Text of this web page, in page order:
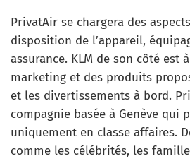
PrivatAir se chargera des
disposition de l’appareil,
assurance. KLM de son côté est
marketing et des produits
et les divertissements à bord.
compagnie basée à Genève qui
uniquement en classe affaires.
comme les célébrités, les